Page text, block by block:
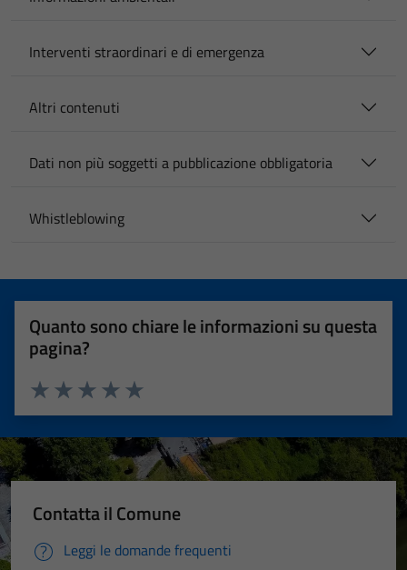
Interventi straordinari e di emergenza
Altri contenuti
Dati non più soggetti a pubblicazione obbligatoria
Whistleblowing
Quanto sono chiare le informazioni su questa
pagina?
Valuta 5 stelle su 5
Valuta 4 stelle su 5
Valuta 3 stelle su 5
Valuta 2 stelle su 5
Valuta 1 stelle su 5
Contatta il Comune
Leggi le domande frequenti